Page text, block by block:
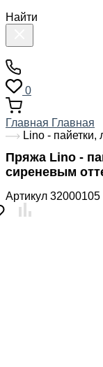
Найти
0
Главная Главная
Lino - пайетки,
Пряжа Lino -
сиреневым
Артикул 32000105